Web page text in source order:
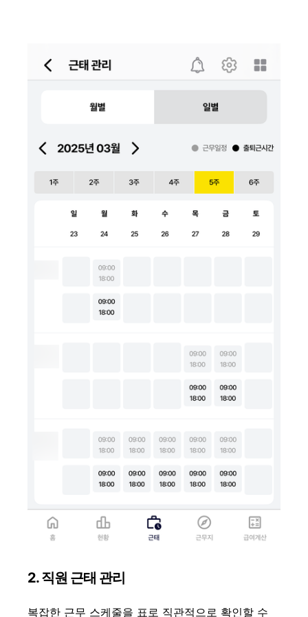
2. 직원 근태 관리
복잡한 근무 스케줄을 표로 직관적으로 확인할 수